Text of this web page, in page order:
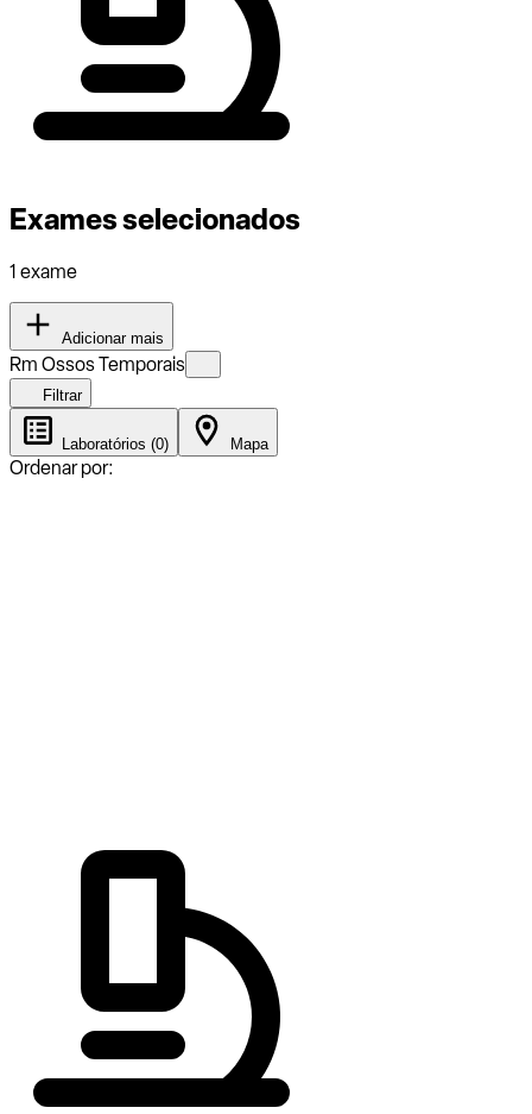
Exames selecionados
1 exame
Adicionar mais
Rm Ossos Temporais
Filtrar
Laboratórios (0) Mapa
Ordenar por: